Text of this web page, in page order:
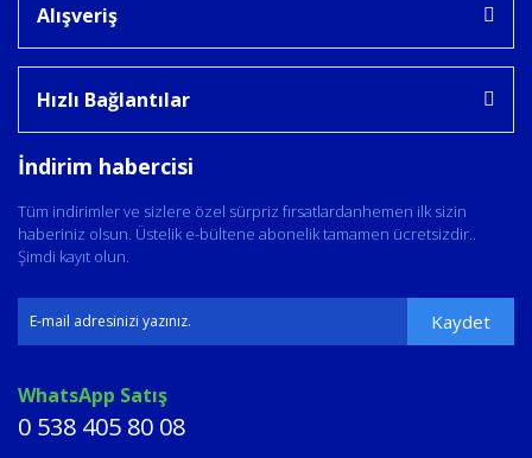
Alışveriş
Hızlı Bağlantılar
İndirim habercisi
Tüm indirimler ve sizlere özel sürpriz fırsatlardanhemen ilk sizin
haberiniz olsun. Üstelik e-bültene abonelik tamamen ücretsizdir..
Şimdi kayıt olun.
Kaydet
WhatsApp Satış
0 538 405 80 08